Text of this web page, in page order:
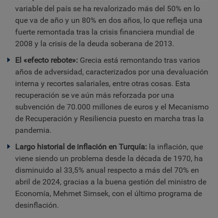
variable del país se ha revalorizado más del 50% en lo
que va de año y un 80% en dos años, lo que refleja una
fuerte remontada tras la crisis financiera mundial de
2008 y la crisis de la deuda soberana de 2013.
El «efecto rebote»: Grecia está remontando tras varios
años de adversidad, caracterizados por una devaluación
interna y recortes salariales, entre otras cosas. Esta
recuperación se ve aún más reforzada por una
subvención de 70.000 millones de euros y el Mecanismo
de Recuperación y Resiliencia puesto en marcha tras la
pandemia.
Largo historial de inflación en Turquía: la inflación, que
viene siendo un problema desde la década de 1970, ha
disminuido al 33,5% anual respecto a más del 70% en
abril de 2024, gracias a la buena gestión del ministro de
Economía, Mehmet Simsek, con el último programa de
desinflación.